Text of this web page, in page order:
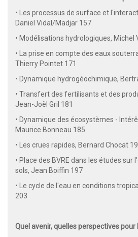
• Les processus de surface et
Daniel Vidal/Madjar 157
• Modélisations hydrologiques, Michel
• La prise en compte des eaux
Thierry Pointet 171
• Dynamique hydrogéochimique,
• Transfert des fertilisants et des
Jean-Joël Gril 181
• Dynamique des écosystèmes -
Maurice Bonneau 185
• Les crues rapides, Bernard Chocat
• Place des BVRE dans les études sur
sols, Jean Boiffin 197
• Le cycle de l'eau en conditions
203
Quel avenir, quelles perspectives pour